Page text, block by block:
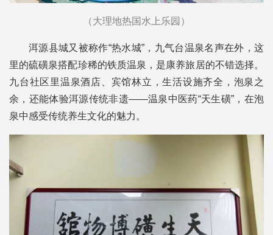
（大理地热国水上乐园）
洱源县城又被称作“热水城”，九气台温泉名声在外，这
里的硫磺泉搭配珍稀的铁质温泉，是康养旅居的不错选择。
九台社区里温泉酒店、宾馆林立，生活设施齐全，泡泉之
余，还能体验洱源传统非遗——温泉中医药“天生磺”，在泡
泉中感受传统养生文化的魅力。